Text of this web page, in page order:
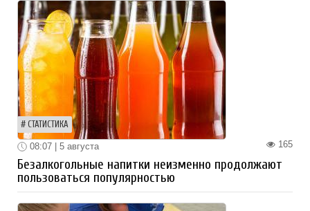
СТАТИСТИКА
165
08:07 | 5 августа
Безалкогольные напитки неизменно продолжают
пользоваться популярностью